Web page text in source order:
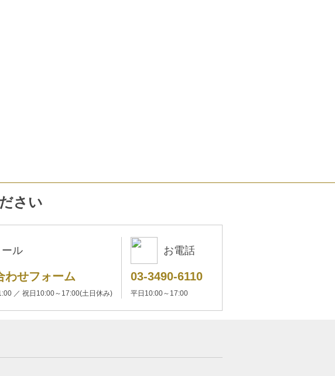
さい
ール
わせフォーム
／ 祝日10:00～17:00(土日休み)
お電話
03-3490-6110
平日10:00～17:00